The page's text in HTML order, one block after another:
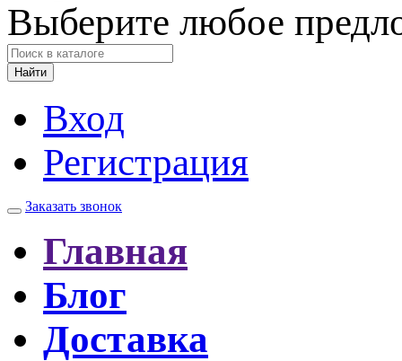
Выберите любое
Найти
Вход
Регистрация
Заказать звонок
Главная
Блог
Доставка